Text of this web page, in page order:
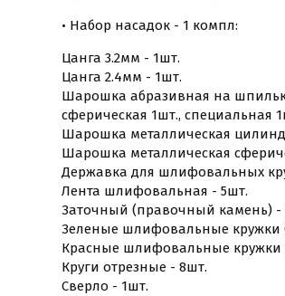
• Набор насадок - 1 компл:
Цанга 3.2мм - 1шт.
Цанга 2.4мм - 1шт.
Шарошка абразивная на
сферическая 1шт., специальная
Шарошка металлическая
Шарошка металлическая
Державка для шлифовальных
Лента шлифовальная - 5шт.
Заточный (правочный камень) -
Зеленые шлифовальные кружки
Красные шлифовальные кружки
Круги отрезные - 8шт.
Сверло - 1шт.